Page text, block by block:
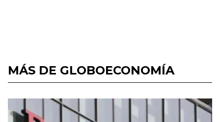
MÁS DE GLOBOECONOMÍA